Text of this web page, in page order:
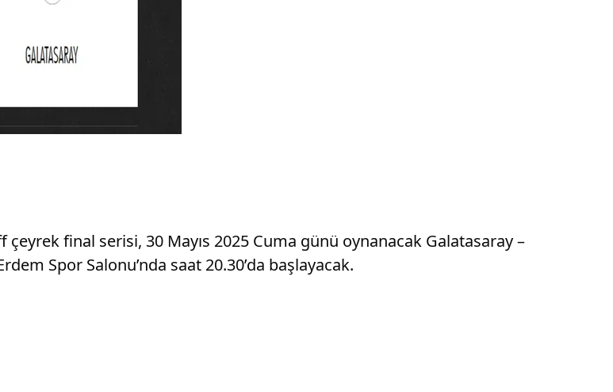
final serisi, 30 Mayıs 2025 Cuma günü oynanacak Galatasaray –
Spor Salonu’nda saat 20.30’da başlayacak.